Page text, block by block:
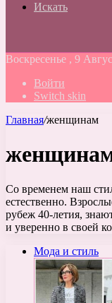
Искать
Воскресенье , 9
Войти
Switch skin
Главная/женщинам
Со временем наш
естественно.
рубеж 40-летия,
и уверенно в своей
Мода и стиль